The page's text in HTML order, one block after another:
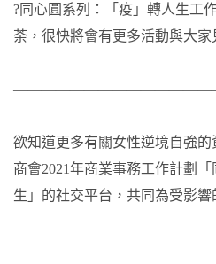
?同心圓系列：「疫」轉人生工
荼，很快將會有更多活動與大家
欲知道更多有關女性逆境自強
商會2021年商業事務工作計劃
生」的社交平台，共同為受影響